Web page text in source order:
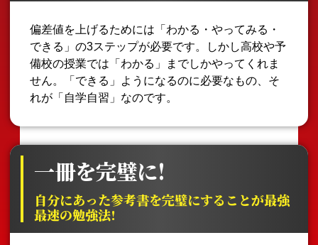
偏差値を上げるためには「わかる・やってみる・
できる」の3ステップが必要です。しかし高校や予
備校の授業では「わかる」までしかやってくれま
せん。「できる」ようになるのに必要なもの、そ
れが「自学自習」なのです。
一冊を完璧に!
自分にあった参考書を完璧にすることが最強
最速の勉強法!